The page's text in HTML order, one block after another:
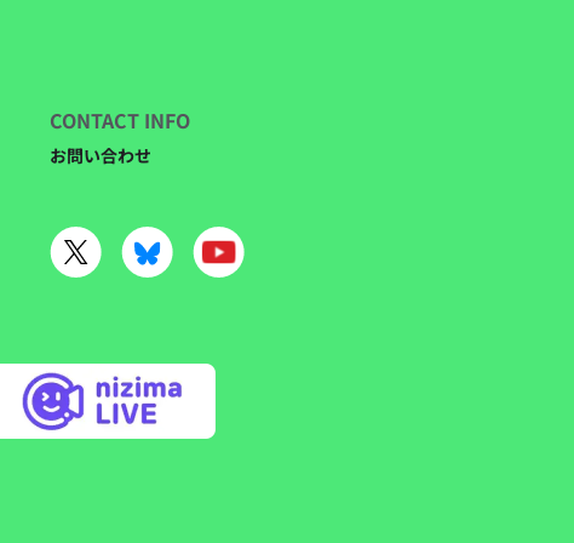
CONTACT INFO
お問い合わせ